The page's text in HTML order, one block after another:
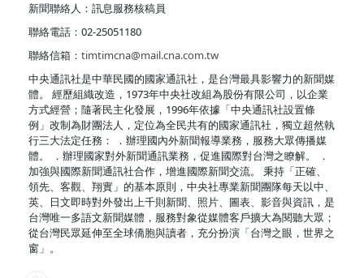
新聞聯絡人：訊息服務核稿員
聯絡電話：02-25051180
聯絡信箱： timtimcna@mail.cna.com.tw
中央通訊社是中華民國的國家通訊社，是台灣最具影響力的新聞媒
體。 經歷組織改造，1973年中央社改組為股份有限公司，以企業
方式經營；隨著民主化發展，1996年依據「中央通訊社設置條
例」改制為財團法人，定位為全民共有的國家通訊社，獨立超然執
行三大法定任務： ．辦理國內外新聞報導業務，服務大眾傳播媒
體。 ．辦理國家對外新聞通訊業務，促進國際對台灣之瞭解。 ．
加強與國際新聞通訊社合作，增進國際新聞交流。 秉持「正確、
領先、客觀、翔實」的基本原則，中央社專業新聞團隊每天以中、
英、日文即時對外發出上千則新聞、照片、圖表、影音與資訊，是
台灣唯一多語文新聞媒體，服務對象從媒體客戶擴大為閱聽大眾；
從台灣民眾延伸至全球僑胞與讀者，充分扮演「台灣之眼，世界之
窗」。